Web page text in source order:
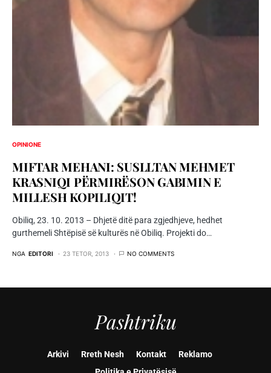
OPINIONE
MIFTAR MEHANI: SUSLLTAN MEHMET
KRASNIQI PËRMIRËSON GABIMIN E
MILLESH KOPILIQIT!
Obiliq, 23. 10. 2013 – Dhjetë ditë para zgjedhjeve, hedhet
gurthemeli Shtëpisë së kulturës në Obiliq. Projekti do…
NGA EDITORI 23 TETOR, 2013 NO COMMENTS
Pashtriku
Arkivi Rreth Nesh Kontakt
Reklamo